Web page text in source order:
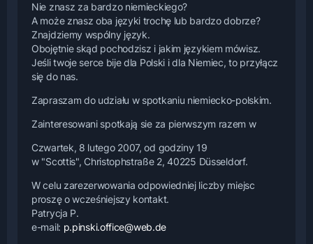
Nie znasz za bardzo niemieckiego?
A może znasz oba języki trochę lub bardzo dobrze?
Znajdziemy wspólny język.
Obojętnie skąd pochodzisz i jakim językiem mówisz.
Jeśli twoje serce bije dla Polski i dla Niemiec, to przyłącz
się do nas.
Zapraszam do udziału w spotkaniu niemiecko-polskim.
Zainteresowani spotkają sie za pierwszym razem w
Czwartek, 8 lutego 2007, od godziny 19
w "Scottis", Christophstraße 2, 40225 Düsseldorf.
W celu zarezerwowania odpowiedniej liczby miejsc
proszę o wcześniejszy kontakt.
Patrycja P.
e-mail: p.pinski.office@web.de